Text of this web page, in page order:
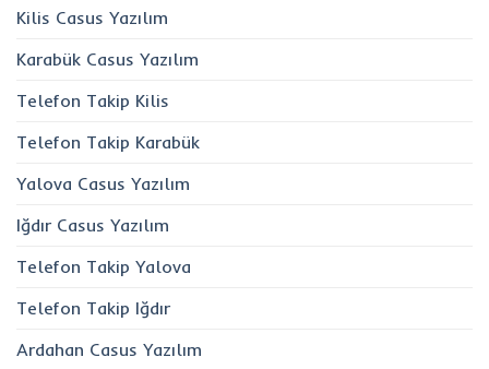
Kilis Casus Yazılım
Karabük Casus Yazılım
Telefon Takip Kilis
Telefon Takip Karabük
Yalova Casus Yazılım
Iğdır Casus Yazılım
Telefon Takip Yalova
Telefon Takip Iğdır
Ardahan Casus Yazılım